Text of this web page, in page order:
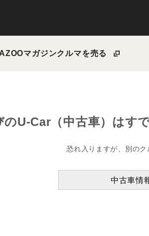
マガジンクルマを売る
のU-Car（中古車）はす
恐れ入りますが、別のク
中古車情